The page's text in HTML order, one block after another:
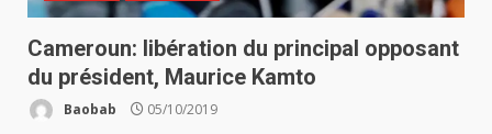
Cameroun: libération du principal opposant
du président, Maurice Kamto
Baobab 05/10/2019